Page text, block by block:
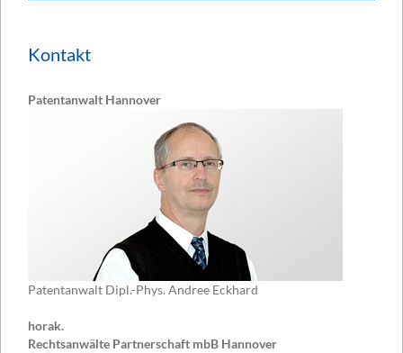
Kontakt
Patentanwalt Hannover
Patentanwalt Dipl.-Phys. Andree Eckhard
horak.
Rechtsanwälte Partnerschaft mbB Hannover